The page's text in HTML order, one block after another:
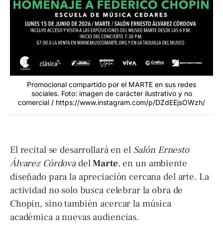
Promocional compartido por el MARTE en sus redes
sociales. Foto: imagen de carácter ilustrativo y no
comercial / https://www.instagram.com/p/DZdEEjsOWzh/
El recital se desarrollará en el Salón Ernesto
Álvarez CórdovadelMarte, en un ambiente
diseñado para la apreciación cercana del arte. La
actividad no solo busca celebrar la obra de
Chopin, sino también acercar la música
académica a nuevas audiencias.